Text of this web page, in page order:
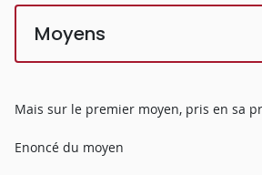
Moyens
Mais sur le premier moyen, pris en sa
Enoncé du moyen